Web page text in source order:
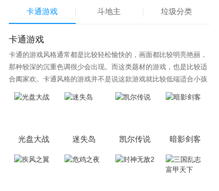
卡通游戏 斗地主 垃圾分类
卡通游戏
卡通的游戏风格通常都是比较轻松愉快的，画面都比较明亮艳丽，
那种较深的沉重色调很少会出现。而这类题材的游戏，也是比较适
合阖家欢。卡通风格的游戏并不是说这款游戏就比较低端适合小孩
子玩，因为很多游戏厂商会故意把游戏中添加进入卡通元素，这也
光盘大战 迷失岛 凯尔传说 暗影剑客